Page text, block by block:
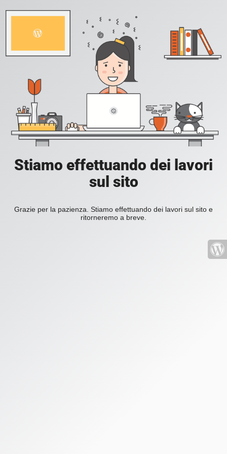
Stiamo effettuando dei lavori
sul sito
Grazie per la pazienza. Stiamo effettuando dei lavori sul sito e
ritorneremo a breve.